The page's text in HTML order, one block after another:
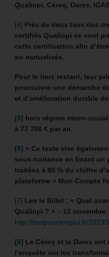
Qualiopi, Céreq, Dares,
[4] Près de deux tiers des
certifiés Qualiopi se sont
cette certification afin
ou mutualisés.
Pour le tiers restant, leur
poursuivre une démarche
et d’amélioration durable
[5] hors régime micro-
à 77 700 € par an.
[6] « Ce texte vise
sous-traitance en fixant un
traitées à 80 % du chiffre
plateforme « Mon Compte
[7] Lire le Billet : « Quel
Qualiopi ? » – 13 novembre
http://toutpourlemploi.fr/
[8] Le Céreq et la Dares
l’enquête sur les